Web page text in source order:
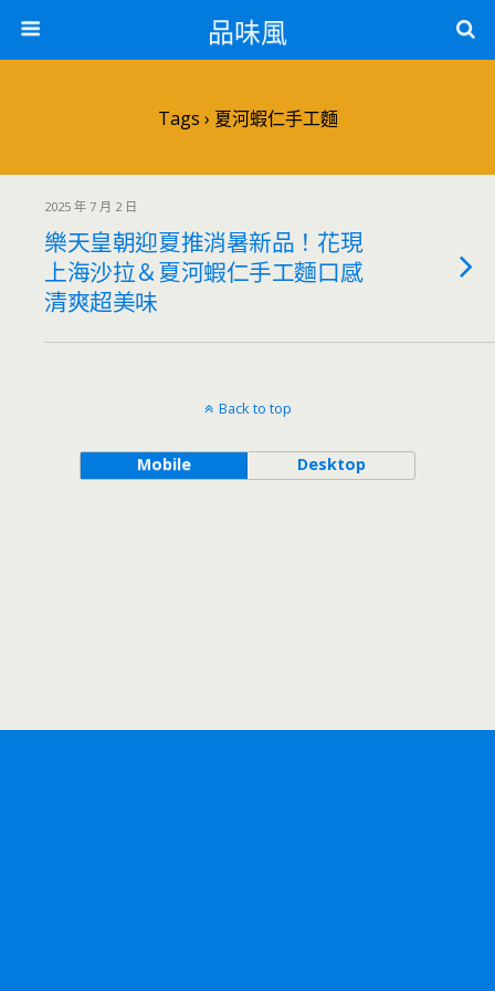
品味風
Tags › 夏河蝦仁手工麵
2025 年 7 月 2 日
樂天皇朝迎夏推消暑新品！花現
上海沙拉＆夏河蝦仁手工麵口感
清爽超美味
Back to top
Mobile Desktop